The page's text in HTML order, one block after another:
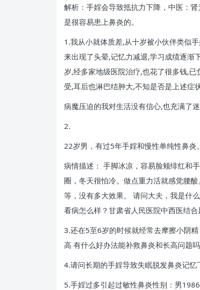
解析：手婬会导致抵抗力下降，中医：
是很容易患上鼻炎的。
1.我从小就体质差,从十岁被小伙伴类似
来出现了头晕,记忆力减退,学习成绩逐渐
岁,经多家地级医院治疗,也花了很多钱,
受,耳后也淋巴结肿大,不知是否是上述症
病魔压迫的我对生活没有信心,也充满了
2.
22岁男，有过5年手婬和慢性单纯性鼻炎。
病情描述： 手脚冰凉，容易脸颊绯红和
圈，冬天很怕冷。做点重力活就感觉腰
等，没有多大效果。 请问大夫，我是什
看病怎么样？甘肃省人民医院中西医结
3.还在5至6岁的时候就经常去摩擦小阴
高 有什么好办法能补救鼻炎和长高问题
4.请问长期的手婬导致失眠脱发鼻炎记
5.手婬过多引起过敏性鼻炎性别：男